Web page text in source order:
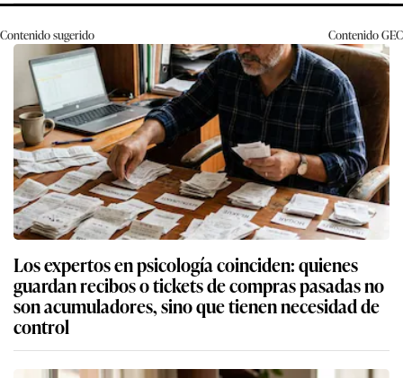
Contenido sugerido ContenidoGEC
Los expertos en psicología coinciden: quienes
guardan recibos o tickets de compras pasadas no
son acumuladores, sino que tienen necesidad de
control